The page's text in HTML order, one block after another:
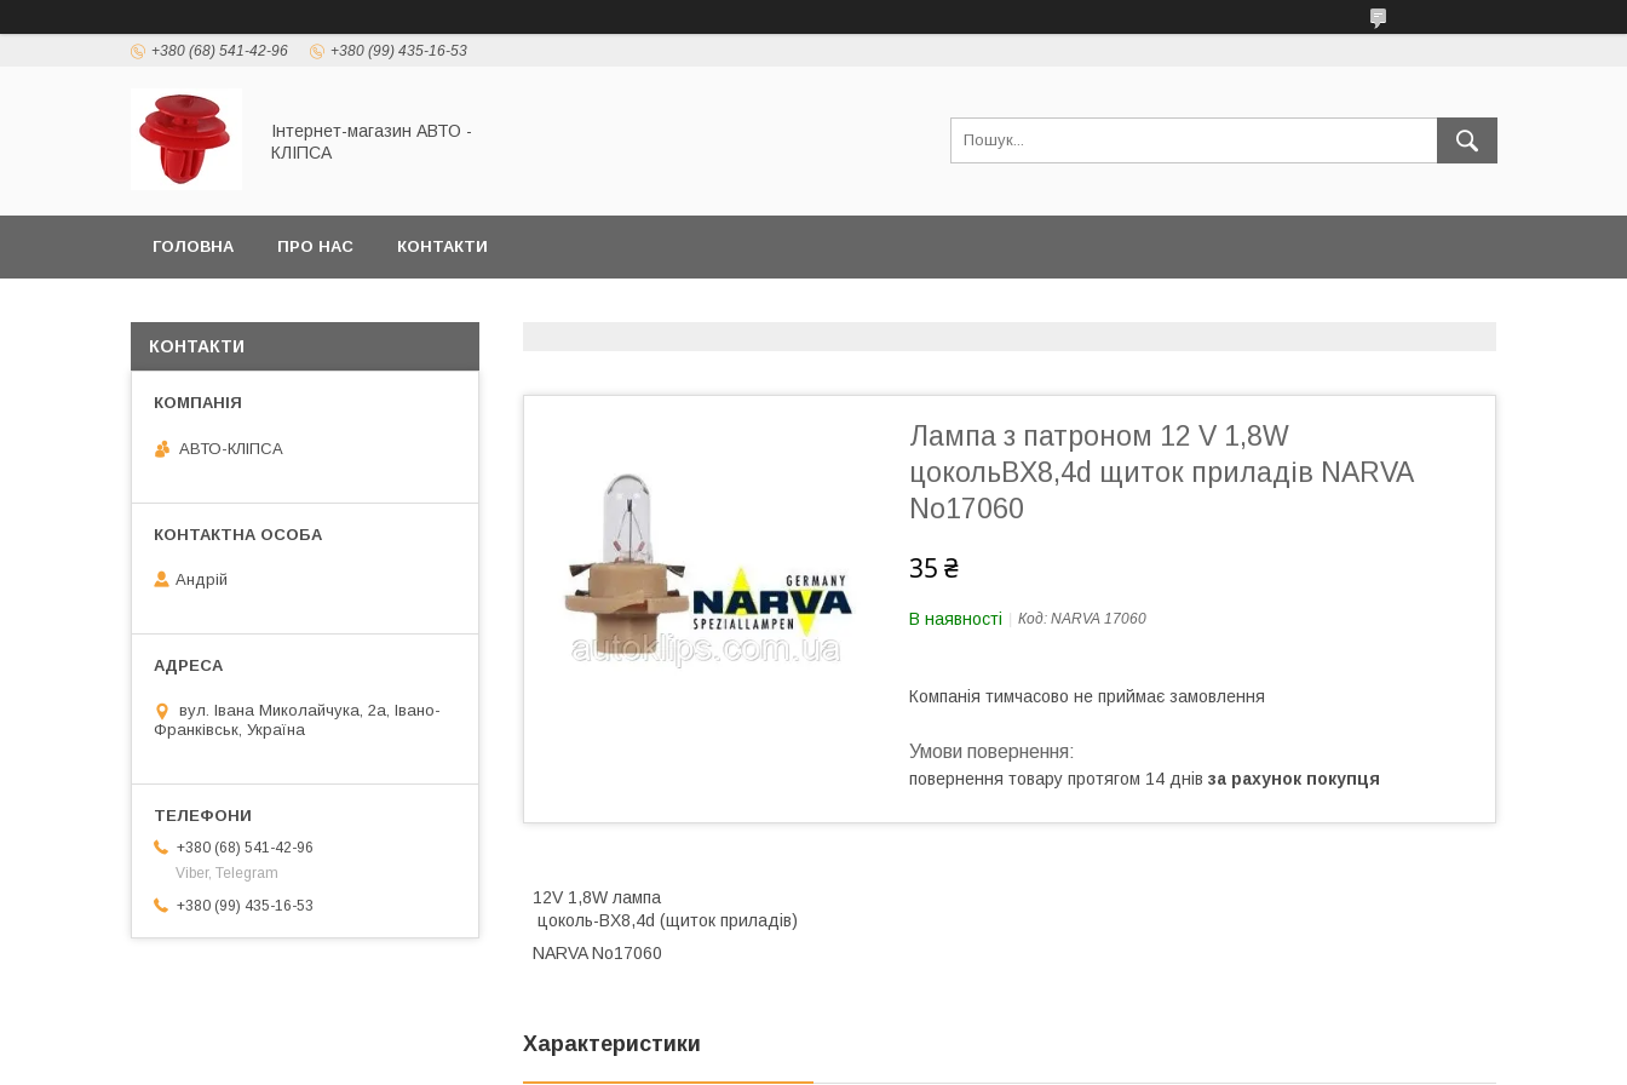
+380 (68) 541-42-96 +380 (99) 435-16-53
Інтернет-магазин АВТО -
КЛІПСА
ГОЛОВНА ПРО НАС КОНТАКТИ
Лампа з патроном 12 V 1,8W
цокольBX8,4d щиток приладів NARVA
No17060
35 ₴
В наявності Код: NARVA 17060
Компанія тимчасово не приймає замовлення
повернення товару протягом 14 днів за рахунок покупця
12V 1,8W лампа
цоколь-BX8,4d (щиток приладів)
NARVA No17060
Характеристики
КОНТАКТИ
АВТО-КЛІПСА
Андрій
вул. Івана Миколайчука, 2а, Івано-
Франківськ, Україна
+380 (68) 541-42-96
Viber, Telegram
+380 (99) 435-16-53